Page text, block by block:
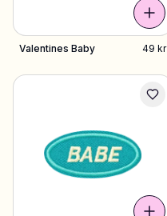
Valentines Baby 49 kr